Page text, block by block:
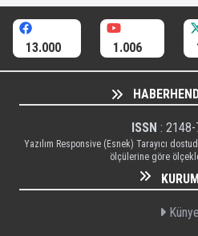
13.000 1.006
ISSN :
Yazılım Responsive (Esnek) Tarayıcı
ölçülerine göre
Künye